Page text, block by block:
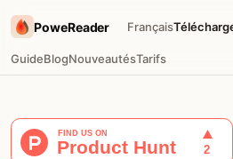
PoweReader
GuideBlogNouveautésTarifs
Français